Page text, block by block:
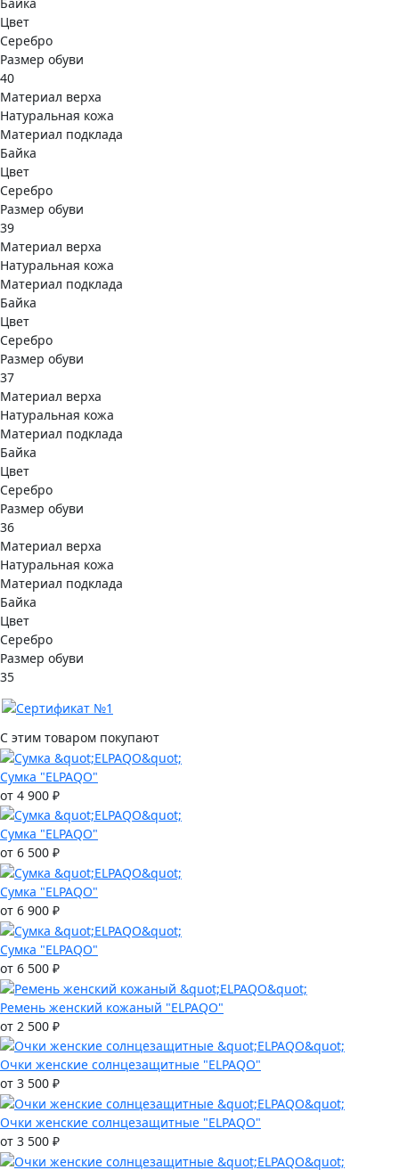
Цвет
Серебро
Размер обуви
40
Материал верха
Натуральная кожа
Материал подклада
Байка
Цвет
Серебро
Размер обуви
39
Материал верха
Натуральная кожа
Материал подклада
Байка
Цвет
Серебро
Размер обуви
37
Материал верха
Натуральная кожа
Материал подклада
Байка
Цвет
Серебро
Размер обуви
36
Материал верха
Натуральная кожа
Материал подклада
Байка
Цвет
Серебро
Размер обуви
35
С этим товаром покупают
Сумка "ELPAQO"
от 4 900 ₽
Сумка "ELPAQO"
от 6 500 ₽
Сумка "ELPAQO"
от 6 900 ₽
Сумка "ELPAQO"
от 6 500 ₽
Ремень женский кожаный "ELPAQO"
от 2 500 ₽
Очки женские солнцезащитные "ELPAQO"
от 3 500 ₽
Очки женские солнцезащитные "ELPAQO"
от 3 500 ₽